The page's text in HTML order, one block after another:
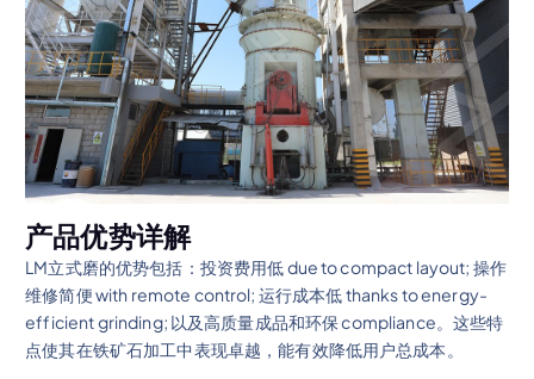
产品优势详解
LM立式磨的优势包括：投资费用低 due to compact layout; 操作
维修简便 with remote control; 运行成本低 thanks to energy-
efficient grinding; 以及高质量成品和环保 compliance。这些特
点使其在铁矿石加工中表现卓越，能有效降低用户总成本。